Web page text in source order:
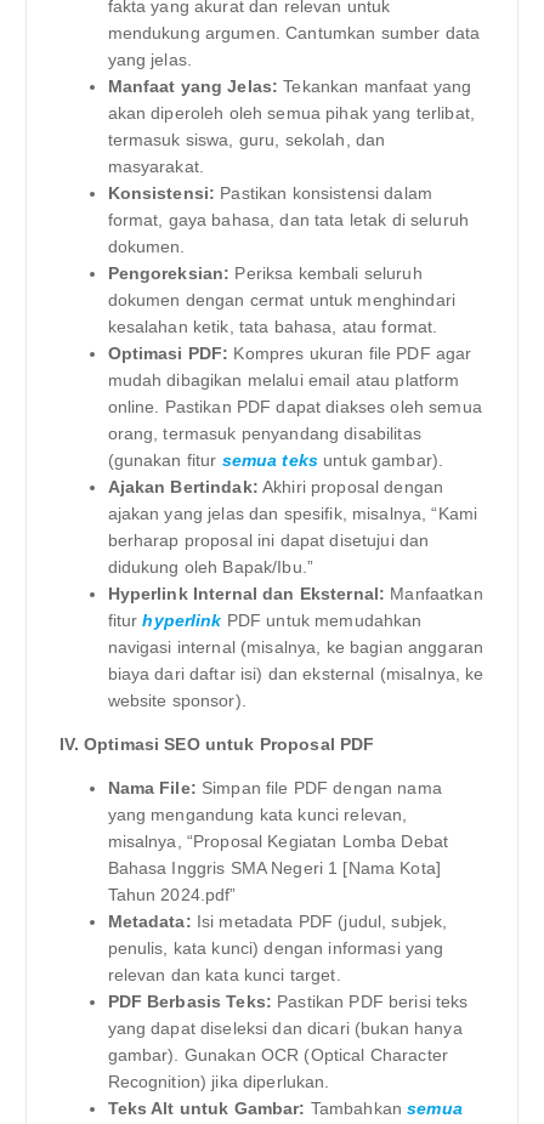
fakta yang akurat dan relevan untuk
mendukung argumen. Cantumkan sumber data
yang jelas.
Manfaat yang Jelas: Tekankan manfaat yang
akan diperoleh oleh semua pihak yang terlibat,
termasuk siswa, guru, sekolah, dan
masyarakat.
Konsistensi: Pastikan konsistensi dalam
format, gaya bahasa, dan tata letak di seluruh
dokumen.
Pengoreksian: Periksa kembali seluruh
dokumen dengan cermat untuk menghindari
kesalahan ketik, tata bahasa, atau format.
Optimasi PDF: Kompres ukuran file PDF agar
mudah dibagikan melalui email atau platform
online. Pastikan PDF dapat diakses oleh semua
orang, termasuk penyandang disabilitas
(gunakan fitur semua teks untuk gambar).
Ajakan Bertindak: Akhiri proposal dengan
ajakan yang jelas dan spesifik, misalnya, “Kami
berharap proposal ini dapat disetujui dan
didukung oleh Bapak/Ibu.”
Hyperlink Internal dan Eksternal: Manfaatkan
fiturhyperlink PDF untuk memudahkan
navigasi internal (misalnya, ke bagian anggaran
biaya dari daftar isi) dan eksternal (misalnya, ke
website sponsor).
IV. Optimasi SEO untuk Proposal PDF
Nama File: Simpan file PDF dengan nama
yang mengandung kata kunci relevan,
misalnya, “Proposal Kegiatan Lomba Debat
Bahasa Inggris SMA Negeri 1 [Nama Kota]
Tahun 2024.pdf”
Metadata: Isi metadata PDF (judul, subjek,
penulis, kata kunci) dengan informasi yang
relevan dan kata kunci target.
PDF Berbasis Teks: Pastikan PDF berisi teks
yang dapat diseleksi dan dicari (bukan hanya
gambar). Gunakan OCR (Optical Character
Recognition) jika diperlukan.
Teks Alt untuk Gambar: Tambahkansemua